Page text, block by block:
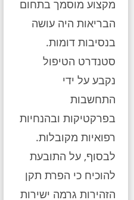
מקצוע מוסמך בתחום
הבריאות היה עושה
בנסיבות דומות.
סטנדרט הטיפול
נקבע על ידי
התחשבות
בפרקטיקות ובהנחיות
רפואיות מקובלות.
לבסוף, על התובעת
להוכיח כי הפרת תקן
הזהירות גרמה ישירות